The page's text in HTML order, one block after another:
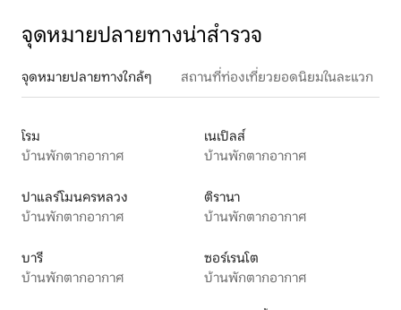
จุดหมายปลายทางน่าสำรวจ
จุดหมายปลายทางใกล้ๆ สถานที่ท่องเที่ยวยอดนิยมในละแวก
โรม
บ้านพักตากอากาศ
เนเปิลส์
บ้านพักตากอากาศ
ปาแลร์โมนครหลวง
บ้านพักตากอากาศ
ติรานา
บ้านพักตากอากาศ
บารี
บ้านพักตากอากาศ
ซอร์เรนโต
บ้านพักตากอากาศ